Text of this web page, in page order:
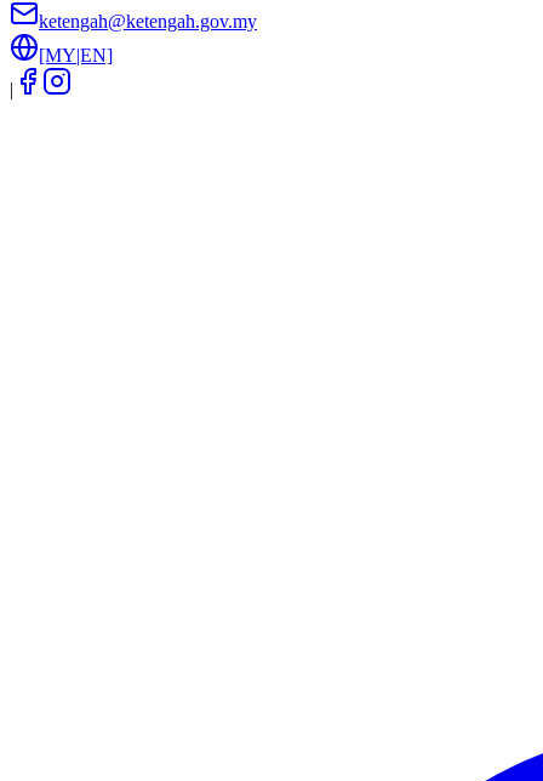
ketengah@ketengah.gov.my
[MY|EN]
|